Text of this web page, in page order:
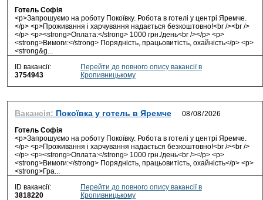
Готель Софія
<p>Запрошуємо на роботу Покоївку. Робота в готелі у центрі Яремче.
</p> <p>Проживання і харчування надається безкоштовно!<br /><br />
</p> <p><strong>Оплата:</strong> 1000 грн./день<br /></p> <p>
<strong>Вимоги:</strong> Порядність, працьовитість, охайність</p> <p>
<strong&g...
ID вакансії:
3754943
Перейти до повного опису вакансії в
Кропивницькому
Вакансія: Покоївка у готель в Яремче
Готель Софія
<p>Запрошуємо на роботу Покоївку. Робота в готелі у центрі Яремче.
</p> <p>Проживання і харчування надається безкоштовно!<br /><br />
</p> <p><strong>Оплата:</strong> 1000 грн./день<br /></p> <p>
<strong>Вимоги:</strong> Порядність, працьовитість, охайність</p> <p>
<strong>Гра...
ID вакансії:
3818220
Перейти до повного опису вакансії в
Кропивницькому